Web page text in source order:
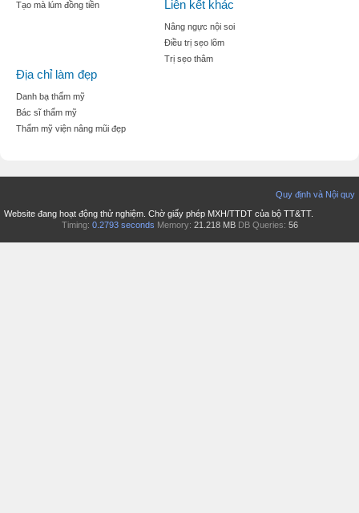
Tạo mà lúm đồng tiền
Liên kết khác
Nâng ngực nội soi
Điều trị sẹo lõm
Trị sẹo thâm
Địa chỉ làm đẹp
Danh bạ thẩm mỹ
Bác sĩ thẩm mỹ
Thẩm mỹ viện nâng mũi đẹp
Quy định và Nội quy
Website đang hoạt động thử nghiệm. Chờ giấy phép MXH/TTDT của bộ TT&TT.
Timing: 0.2793 seconds Memory: 21.218 MB DB Queries: 56